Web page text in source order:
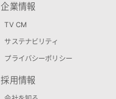
企業情報
TV CM
サステナビリティ
プライバシーポリシー
採用情報